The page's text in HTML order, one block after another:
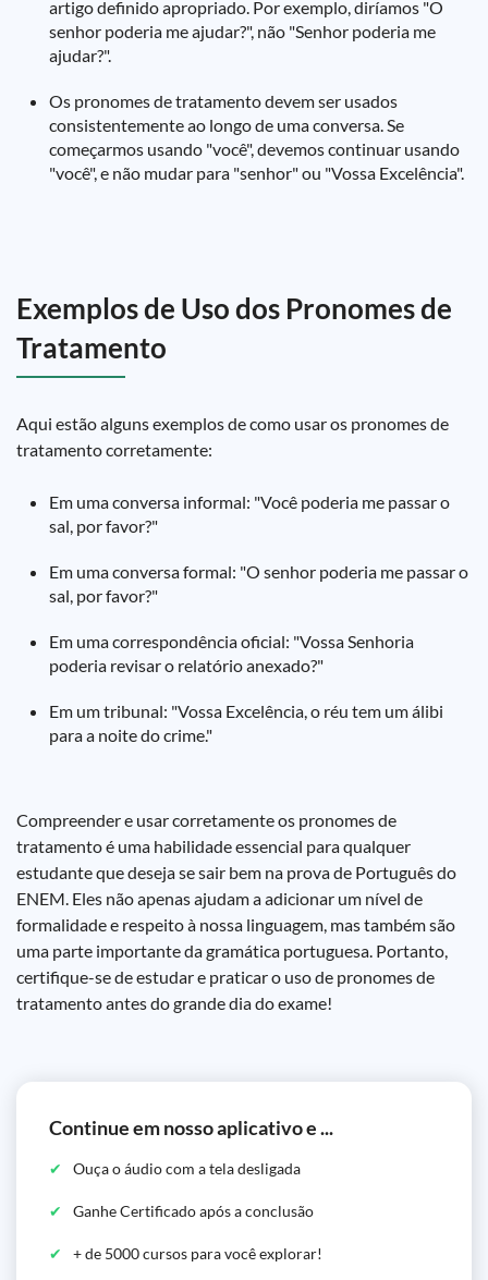
artigo definido apropriado. Por exemplo, diríamos "O
senhor poderia me ajudar?", não "Senhor poderia me
ajudar?".
Os pronomes de tratamento devem ser usados
consistentemente ao longo de uma conversa. Se
começarmos usando "você", devemos continuar usando
"você", e não mudar para "senhor" ou "Vossa Excelência".
Exemplos de Uso dos Pronomes de
Tratamento
Aqui estão alguns exemplos de como usar os pronomes de
tratamento corretamente:
Em uma conversa informal: "Você poderia me passar o
sal, por favor?"
Em uma conversa formal: "O senhor poderia me passar o
sal, por favor?"
Em uma correspondência oficial: "Vossa Senhoria
poderia revisar o relatório anexado?"
Em um tribunal: "Vossa Excelência, o réu tem um álibi
para a noite do crime."
Compreender e usar corretamente os pronomes de
tratamento é uma habilidade essencial para qualquer
estudante que deseja se sair bem na prova de Português do
ENEM. Eles não apenas ajudam a adicionar um nível de
formalidade e respeito à nossa linguagem, mas também são
uma parte importante da gramática portuguesa. Portanto,
certifique-se de estudar e praticar o uso de pronomes de
tratamento antes do grande dia do exame!
Continue em nosso aplicativo e ...
Ouça o áudio com a tela desligada
Ganhe Certificado após a conclusão
+ de 5000 cursos para você explorar!